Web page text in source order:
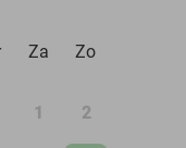
Za Zo
1 2